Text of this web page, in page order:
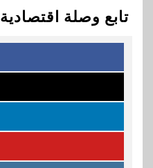
تابع وصلة اقتصادية